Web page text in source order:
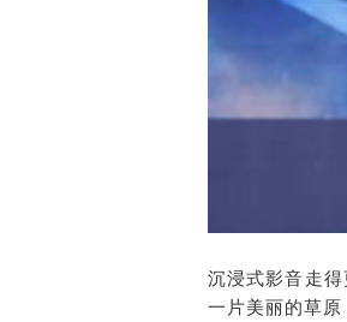
沉浸式影音走
一片美丽的草